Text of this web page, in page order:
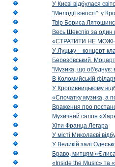
У Києві відбулася
"Мелодії юності": у
Твір Бориса
Весь Шекспір за один
«СТРАТИТИ НЕ
У Луцьку – концерт
Березовський,
"Музика, що об'єднує:
В Коломийській
У Кропивницькому
«Спочатку музика, а
Враження про
Музичний салон
Хіти Франца Легара
У місті Миколаєві
У Великій залі
Браво, митцям
«Inside the Music» та